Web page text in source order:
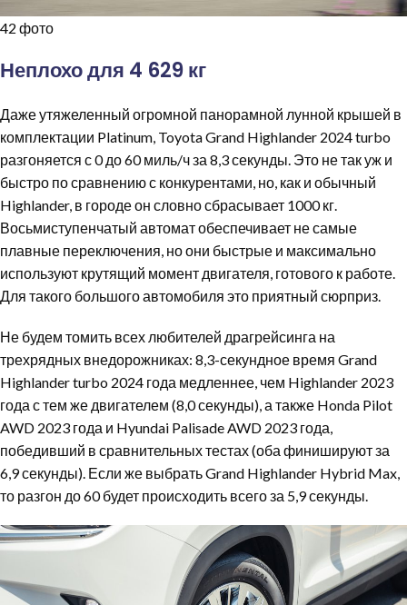
42 фото
Неплохо для 4 629 кг
Даже утяжеленный огромной панорамной лунной крышей в
комплектации Platinum, Toyota Grand Highlander 2024 turbo
разгоняется с 0 до 60 миль/ч за 8,3 секунды. Это не так уж и
быстро по сравнению с конкурентами, но, как и обычный
Highlander, в городе он словно сбрасывает 1000 кг.
Восьмиступенчатый автомат обеспечивает не самые
плавные переключения, но они быстрые и максимально
используют крутящий момент двигателя, готового к работе.
Для такого большого автомобиля это приятный сюрприз.
Не будем томить всех любителей драгрейсинга на
трехрядных внедорожниках: 8,3-секундное время Grand
Highlander turbo 2024 года медленнее, чем Highlander 2023
года с тем же двигателем (8,0 секунды), а также Honda Pilot
AWD 2023 года и Hyundai Palisade AWD 2023 года,
победивший в сравнительных тестах (оба финишируют за
6,9 секунды). Если же выбрать Grand Highlander Hybrid Max,
то разгон до 60 будет происходить всего за 5,9 секунды.